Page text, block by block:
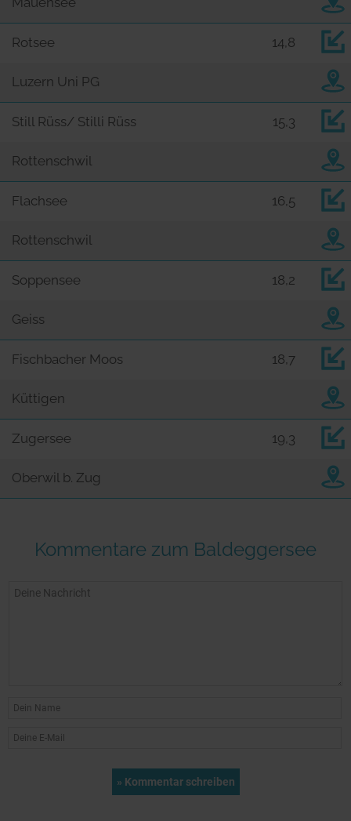
Rotsee 14,8
Luzern Uni PG
Still Rüss/ Stilli Rüss 15,3
Rottenschwil
Flachsee 16,5
Rottenschwil
Soppensee 18,2
Geiss
Fischbacher Moos 18,7
Küttigen
Zugersee 19,3
Oberwil b. Zug
Kommentare zum Baldeggersee